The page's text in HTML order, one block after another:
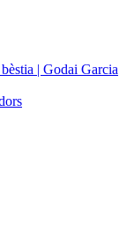
| Godai Garcia